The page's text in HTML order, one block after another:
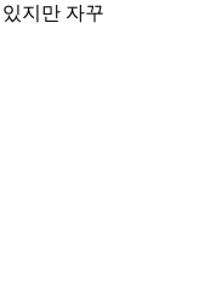
지만 자꾸